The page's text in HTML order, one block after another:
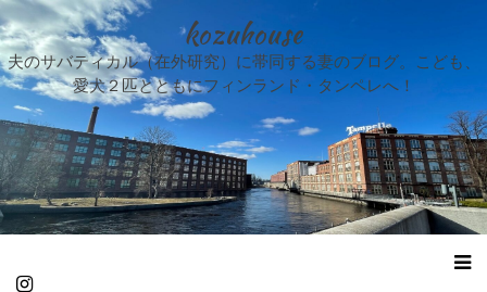
kozuhouse
夫のサバティカル（在外研究）に帯同する妻のブログ。こども、
愛犬２匹とともにフィンランド・タンペレへ！